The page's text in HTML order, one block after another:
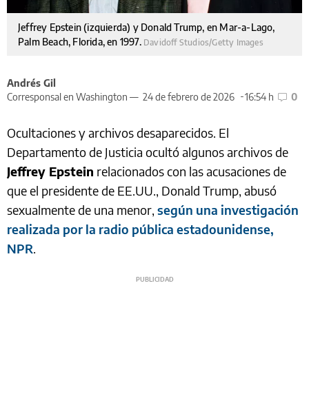
Jeffrey Epstein (izquierda) y Donald Trump, en Mar-a-Lago,
Palm Beach, Florida, en 1997. Davidoff Studios/Getty Images
Andrés Gil
Corresponsal en Washington — 24 de febrero de 2026 16:54 h 0
Ocultaciones y archivos desaparecidos. El
Departamento de Justicia ocultó algunos archivos de
Jeffrey Epstein relacionados con las acusaciones de
que el presidente de EE.UU., Donald Trump, abusó
sexualmente de una menor, según una investigación
realizada por la radio pública estadounidense,
NPR.